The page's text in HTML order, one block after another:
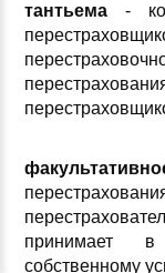
тантьема -
принимает
собственному